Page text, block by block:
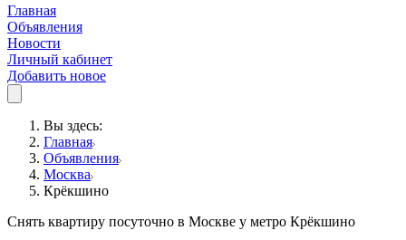
Главная
Объявления
Новости
Личный кабинет
Добавить новое
Вы здесь:
Главная
Объявления
Москва
Крёкшино
Снять квартиру посуточно в Москве у метро Крёкшино